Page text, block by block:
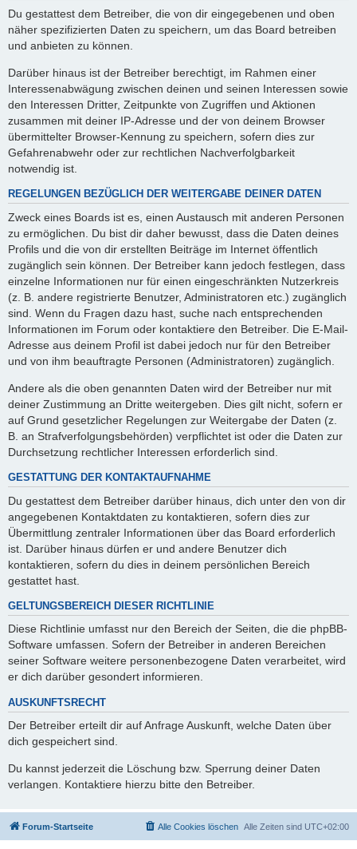
Du gestattest dem Betreiber, die von dir eingegebenen und oben
näher spezifizierten Daten zu speichern, um das Board betreiben
und anbieten zu können.
Darüber hinaus ist der Betreiber berechtigt, im Rahmen einer
Interessenabwägung zwischen deinen und seinen Interessen sowie
den Interessen Dritter, Zeitpunkte von Zugriffen und Aktionen
zusammen mit deiner IP-Adresse und der von deinem Browser
übermittelter Browser-Kennung zu speichern, sofern dies zur
Gefahrenabwehr oder zur rechtlichen Nachverfolgbarkeit
notwendig ist.
REGELUNGEN BEZÜGLICH DER WEITERGABE DEINER DATEN
Zweck eines Boards ist es, einen Austausch mit anderen Personen
zu ermöglichen. Du bist dir daher bewusst, dass die Daten deines
Profils und die von dir erstellten Beiträge im Internet öffentlich
zugänglich sein können. Der Betreiber kann jedoch festlegen, dass
einzelne Informationen nur für einen eingeschränkten Nutzerkreis
(z. B. andere registrierte Benutzer, Administratoren etc.) zugänglich
sind. Wenn du Fragen dazu hast, suche nach entsprechenden
Informationen im Forum oder kontaktiere den Betreiber. Die E-Mail-
Adresse aus deinem Profil ist dabei jedoch nur für den Betreiber
und von ihm beauftragte Personen (Administratoren) zugänglich.
Andere als die oben genannten Daten wird der Betreiber nur mit
deiner Zustimmung an Dritte weitergeben. Dies gilt nicht, sofern er
auf Grund gesetzlicher Regelungen zur Weitergabe der Daten (z.
B. an Strafverfolgungsbehörden) verpflichtet ist oder die Daten zur
Durchsetzung rechtlicher Interessen erforderlich sind.
GESTATTUNG DER KONTAKTAUFNAHME
Du gestattest dem Betreiber darüber hinaus, dich unter den von dir
angegebenen Kontaktdaten zu kontaktieren, sofern dies zur
Übermittlung zentraler Informationen über das Board erforderlich
ist. Darüber hinaus dürfen er und andere Benutzer dich
kontaktieren, sofern du dies in deinem persönlichen Bereich
gestattet hast.
GELTUNGSBEREICH DIESER RICHTLINIE
Diese Richtlinie umfasst nur den Bereich der Seiten, die die phpBB-
Software umfassen. Sofern der Betreiber in anderen Bereichen
seiner Software weitere personenbezogene Daten verarbeitet, wird
er dich darüber gesondert informieren.
AUSKUNFTSRECHT
Der Betreiber erteilt dir auf Anfrage Auskunft, welche Daten über
dich gespeichert sind.
Du kannst jederzeit die Löschung bzw. Sperrung deiner Daten
verlangen. Kontaktiere hierzu bitte den Betreiber.
Forum-Startseite Alle Zeiten sind UTC+02:00
Alle Cookies löschen